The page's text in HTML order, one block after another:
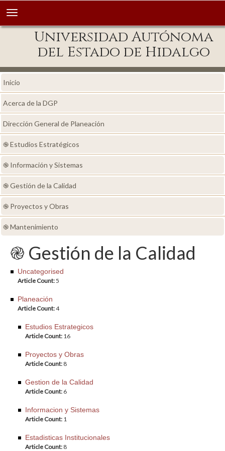
Universidad Autónoma
del Estado de Hidalgo
Inicio
Acerca de la DGP
Dirección General de Planeación
֎ Estudios Estratégicos
֎ Información y Sistemas
֎ Gestión de la Calidad
֎ Proyectos y Obras
֎ Mantenimiento
֎ Gestión de la Calidad
Uncategorised
Article Count:5
Planeación
Article Count:4
Estudios Estrategicos
Article Count: 16
Proyectos y Obras
Article Count: 8
Gestion de la Calidad
Article Count: 6
Informacion y Sistemas
Article Count: 1
Estadisticas Institucionales
Article Count: 8